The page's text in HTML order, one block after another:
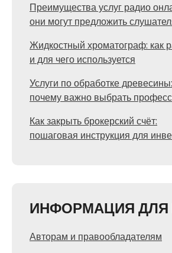
Преимущества услуг радио
они могут предложить
Жидкостный хроматограф: как
и для чего используется
Услуги по обработке древесины:
почему важно выбрать
Как закрыть брокерский счёт:
пошаговая инструкция для
ИНФОРМАЦИЯ ДЛЯ
Авторам и правообладателям